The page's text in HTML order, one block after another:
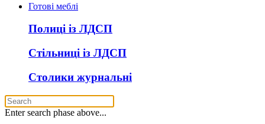
Готові меблі
Полиці із ЛДСП
Стільниці із ЛДСП
Столики журнальні
Enter search phase above...